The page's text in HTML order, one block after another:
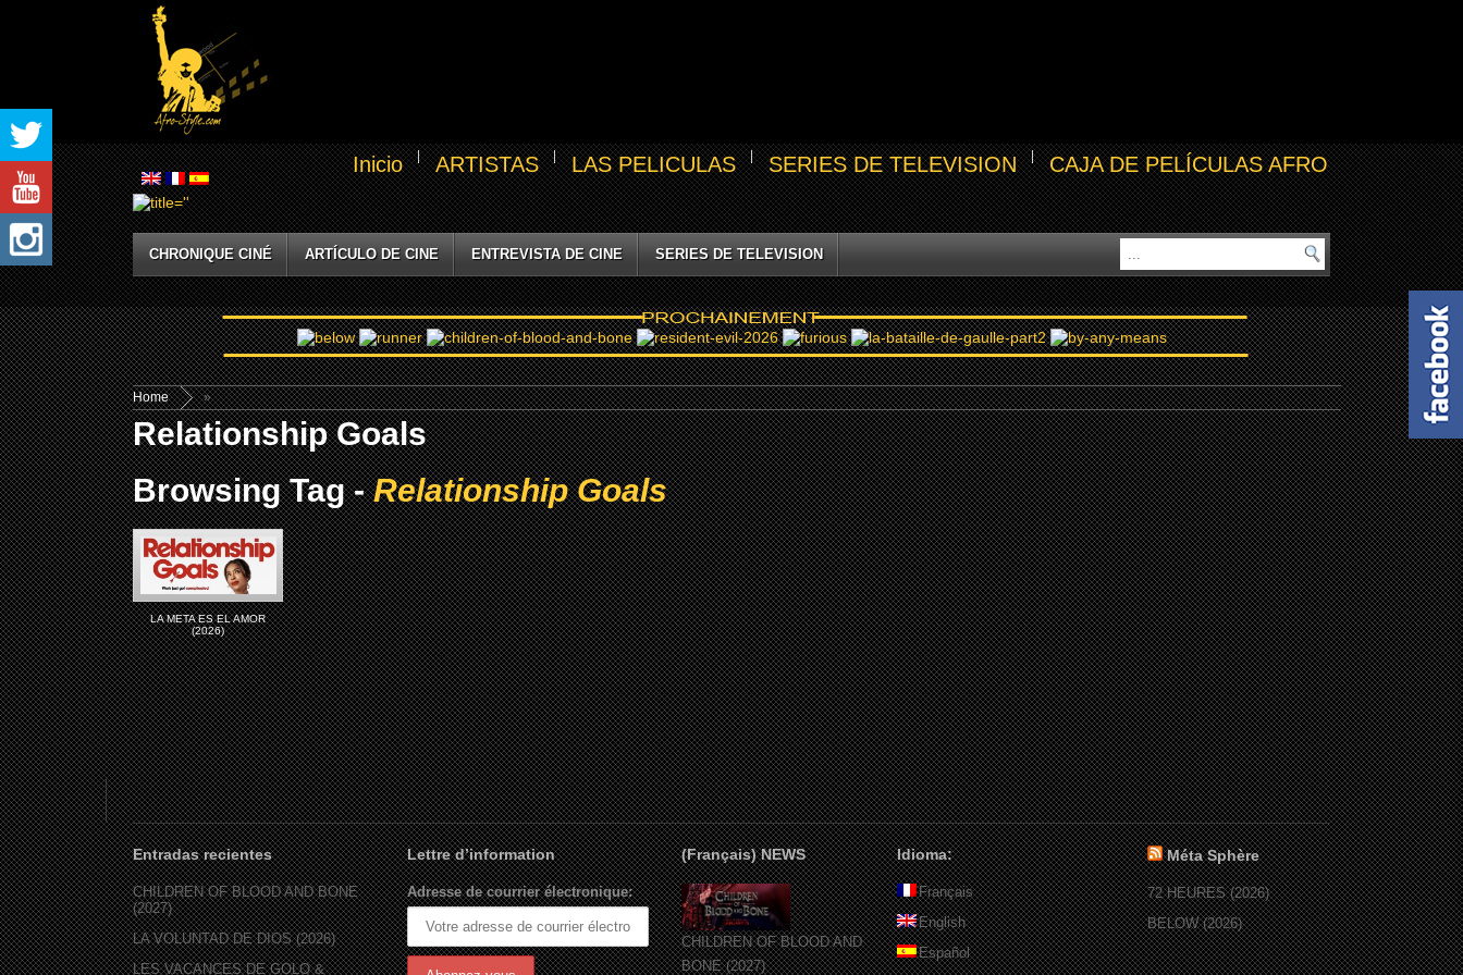
Inicio ARTISTAS LAS PELICULAS SERIES DE TELEVISION CAJA DE PELÍCULAS AFRO
CHRONIQUE CINÉ ARTÍCULO DE CINE ENTREVISTA DE CINE SERIES DE TELEVISION
Home »
Relationship Goals
Browsing Tag -Relationship Goals
LA META ES EL AMOR
(2026)
Entradas recientes
CHILDREN OF BLOOD AND BONE
(2027)
LA VOLUNTAD DE DIOS (2026)
LES VACANCES DE GOLO &
Lettre d’information
Adresse de courrier électronique:
(Français) NEWS
CHILDREN OF BLOOD AND
BONE (2027)
Idioma:
Français
English
Español
Méta Sphère
72 HEURES (2026)
BELOW (2026)